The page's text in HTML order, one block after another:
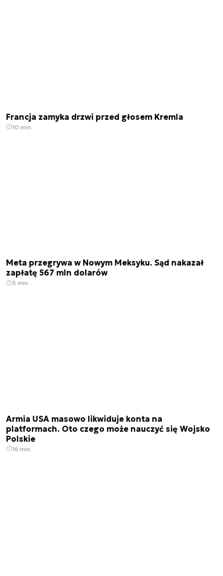
Francja zamyka drzwi przed głosem Kremla
10 min.
Meta przegrywa w Nowym Meksyku. Sąd nakazał
zapłatę 567 mln dolarów
3 min.
Armia USA masowo likwiduje konta na
platformach. Oto czego może nauczyć się Wojsko
Polskie
16 min.